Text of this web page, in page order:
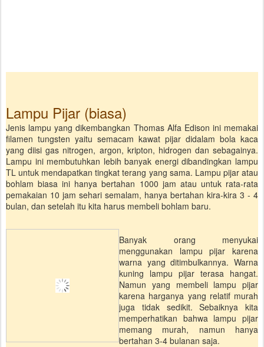
Lampu Pijar (biasa)
Jenis lampu yang dikembangkan Thomas Alfa Edison ini memakai
filamen tungsten yaitu semacam kawat pijar didalam bola kaca
yang diisi gas nitrogen, argon, kripton, hidrogen dan sebagainya.
Lampu ini membutuhkan lebih banyak energi dibandingkan lampu
TL untuk mendapatkan tingkat terang yang sama. Lampu pijar atau
bohlam biasa ini hanya bertahan 1000 jam atau untuk rata-rata
pemakaian 10 jam sehari semalam, hanya bertahan kira-kira 3 - 4
bulan, dan setelah itu kita harus membeli bohlam baru.
Banyak orang menyukai
menggunakan lampu pijar karena
warna yang ditimbulkannya. Warna
kuning lampu pijar terasa hangat.
Namun yang membeli lampu pijar
karena harganya yang relatif murah
juga tidak sedikit. Sebaiknya kita
memperhatikan bahwa lampu pijar
memang murah, namun hanya
bertahan 3-4 bulanan saja.